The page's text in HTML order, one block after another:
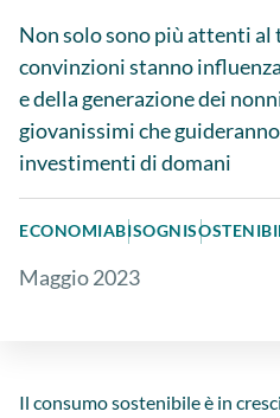
Non solo sono più attenti al
convinzioni stanno
e della generazione dei
giovanissimi che
investimenti di domani
ECONOMIABISOGNI
Maggio 2023
Il consumo sostenibile è in